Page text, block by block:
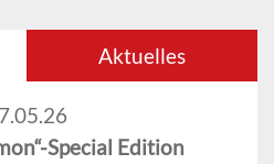
Aktuelles
Special Edition